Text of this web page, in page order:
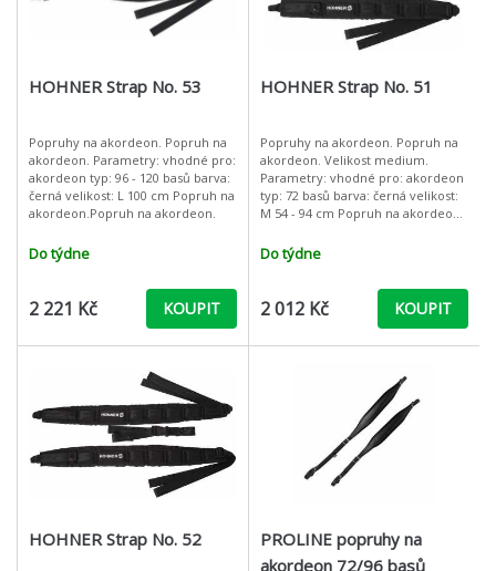
HOHNER Strap No. 53
Popruhy na akordeon. Popruh na
akordeon. Parametry: vhodné pro:
akordeon typ: 96 - 120 basů barva:
černá velikost: L 100 cm Popruh na
akordeon.Popruh na akordeon.
Do týdne
2 221 Kč KOUPIT
HOHNER Strap No. 51
Popruhy na akordeon. Popruh na
akordeon. Velikost medium.
Parametry: vhodné pro: akordeon
typ: 72 basů barva: černá velikost:
M 54 - 94 cm Popruh na akordeon.
akordeon. Ve
Do týdne
2 012 Kč KOUPIT
HOHNER Strap No. 52
PROLINE popruhy na
akordeon 72/96 basů